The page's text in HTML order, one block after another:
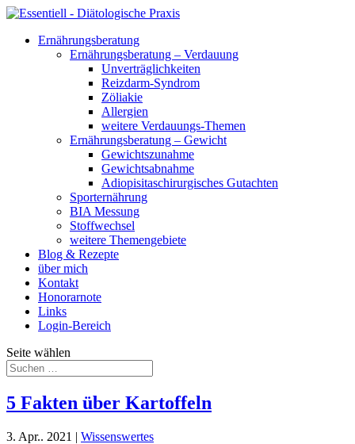
Ernährungsberatung
Ernährungsberatung – Verdauung
Unverträglichkeiten
Reizdarm-Syndrom
Zöliakie
Allergien
weitere Verdauungs-Themen
Ernährungsberatung – Gewicht
Gewichtszunahme
Gewichtsabnahme
Adiopisitaschirurgisches Gutachten
Sporternährung
BIA Messung
Stoffwechsel
weitere Themengebiete
Blog & Rezepte
über mich
Kontakt
Honorarnote
Links
Login-Bereich
Seite wählen
5 Fakten über Kartoffeln
3. Apr.. 2021 | Wissenswertes